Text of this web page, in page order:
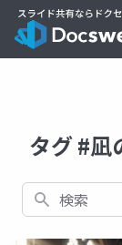
タグ #凪
検索